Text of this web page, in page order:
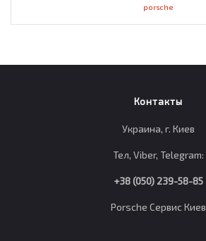
porsche
Контакты
Украина, г. Киев
Тел, Viber, Telegram:
+38 (050) 239-58-85
Porsche Сервис Киев